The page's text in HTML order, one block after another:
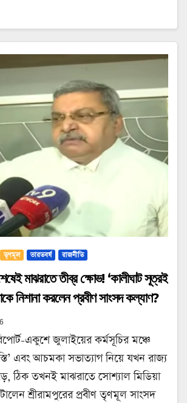
তৃণমূল ভারতবর্ষ রাজনীতি
মাঝরাতে তীব্র ক্ষোভ! ‘কালীঘাট সূত্রই
নিশানা করলেন প্রবীণ সাংসদ কল্যাণ?
একুশে জুলাইয়ের কর্মসূচির মঞ্চে
এবং আচমকা সভাত্যাগ নিয়ে যখন রাজ্য
ঠিক তখনই মাঝরাতে সোশ্যাল মিডিয়া
শ্রীরামপুরের প্রবীণ তৃণমূল সাংসদ